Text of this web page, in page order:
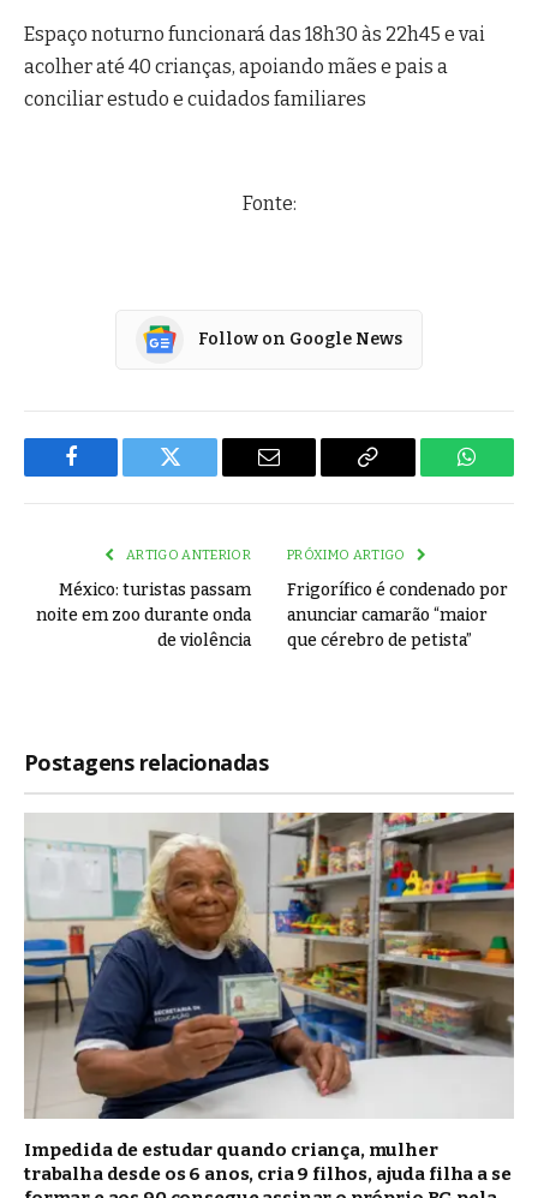
Espaço noturno funcionará das 18h30 às 22h45 e vai
acolher até 40 crianças, apoiando mães e pais a
conciliar estudo e cuidados familiares
Fonte:
Follow on Google News
Facebook Twitter Email
Copy
ARTIGO ANTERIOR
México: turistas passam
noite em zoo durante onda
de violência
PRÓXIMO ARTIGO
Frigorífico é condenado por
anunciar camarão “maior
que cérebro de petista”
Postagens relacionadas
Impedida de estudar quando criança, mulher
trabalha desde os 6 anos, cria 9 filhos, ajuda filha a se